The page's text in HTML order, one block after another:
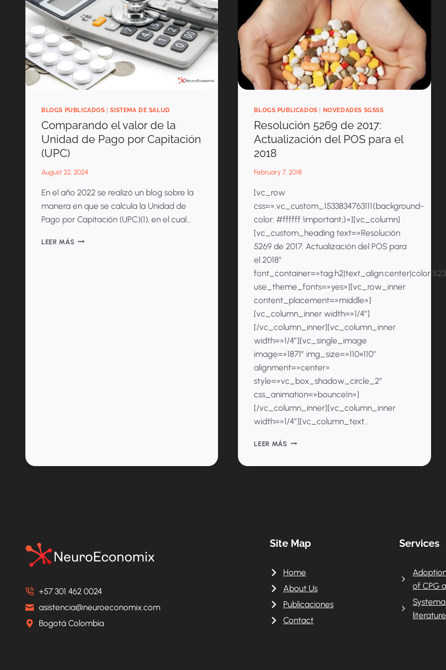
BLOGS PUBLICADOS |SISTEMA DE SALUD
Comparando el valor de la
Unidad de Pago por Capitación
(UPC)
August 22, 2024
En el año 2022 se realizó un blog sobre la
manera en que se calcula la Unidad de
Pago por Capitación (UPC)(1), en el cual…
LEER MÁSCOMPARANDO
BLOGS PUBLICADOS NOVEDADES SGSSS
Resolución 5269 de 2017:
Actualización del POS para el
2018
February 7, 2018
[vc_row
css=».vc_custom_1533834763111{background-
color: #ffffff !important;}»][vc_column]
[vc_custom_heading text=»Resolución
5269 de 2017: Actualización del POS para
el 2018″
use_theme_fonts=»yes»][vc_row_inner
content_placement=»middle»]
[vc_column_inner width=»1/4″]
[/vc_column_inner][vc_column_inner
width=»1/4″][vc_single_image
image=»1871″ img_size=»110×110″
alignment=»center»
style=»vc_box_shadow_circle_2″
css_animation=»bounceIn»]
[/vc_column_inner][vc_column_inner
width=»1/4″][vc_column_text…
LEER MÁSRESOLUCIÓN
+57 301 462 0024
asistencia@neuroeconomix.com
Bogotá Colombia
Site Map
Home
About Us
Publicaciones
Contact
Services
of CPG
literature